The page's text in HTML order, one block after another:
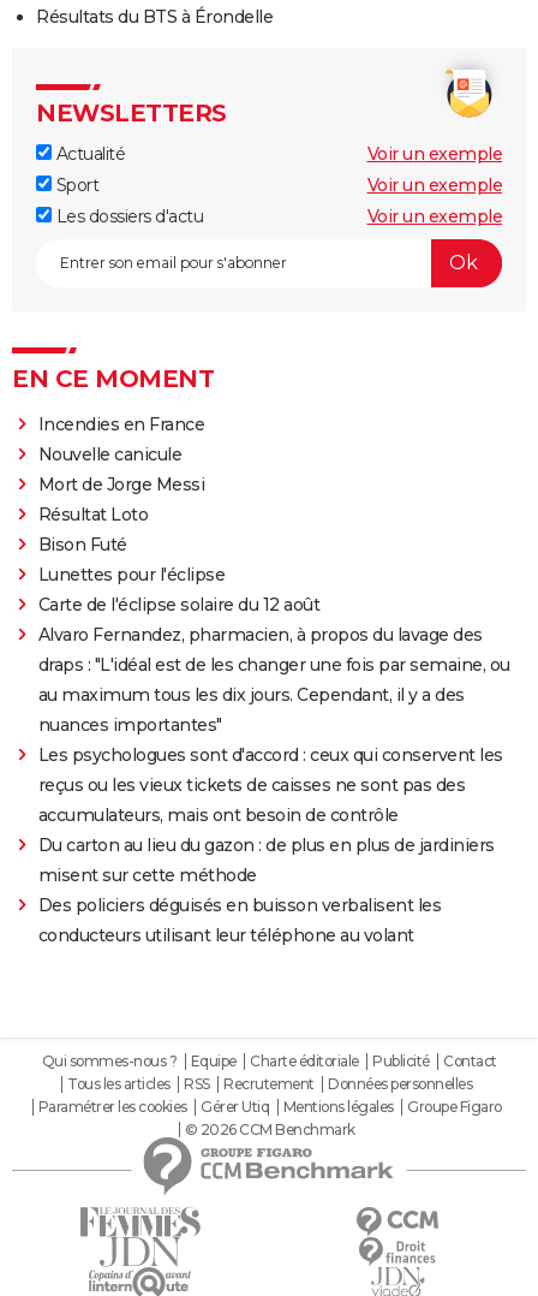
Résultats du BTS à Érondelle
NEWSLETTERS
Actualité
Voir un exemple
Sport
Voir un exemple
Les dossiers d'actu
Voir un exemple
EN CE MOMENT
Incendies en France
Nouvelle canicule
Mort de Jorge Messi
Résultat Loto
Bison Futé
Lunettes pour l'éclipse
Carte de l'éclipse solaire du 12 août
Alvaro Fernandez, pharmacien, à propos du lavage des
draps : "L'idéal est de les changer une fois par semaine, ou
au maximum tous les dix jours. Cependant, il y a des
nuances importantes"
Les psychologues sont d'accord : ceux qui conservent les
reçus ou les vieux tickets de caisses ne sont pas des
accumulateurs, mais ont besoin de contrôle
Du carton au lieu du gazon : de plus en plus de jardiniers
misent sur cette méthode
Des policiers déguisés en buisson verbalisent les
conducteurs utilisant leur téléphone au volant
Qui sommes-nous ? Equipe Charte éditoriale Publicité
Contact
Tous les articles
RSS Recrutement
Données personnelles
Paramétrer les cookies
Gérer Utiq Mentions légales
Groupe Figaro
© 2026 CCM Benchmark